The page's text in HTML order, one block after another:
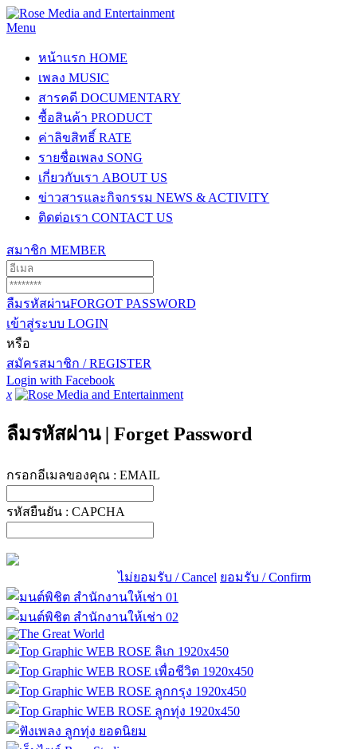
Menu
หน้าแรก HOME
เพลง MUSIC
สารคดี DOCUMENTARY
ซื้อสินค้า PRODUCT
ค่าลิขสิทธิ์ RATE
รายชื่อเพลง SONG
เกี่ยวกับเรา ABOUT US
ข่าวสารและกิจกรรม NEWS & ACTIVITY
ติดต่อเรา CONTACT US
สมาชิก MEMBER
ลืมรหัสผ่านFORGOT PASSWORD
เข้าสู่ระบบ LOGIN
หรือ
สมัครสมาชิก / REGISTER
Login with Facebook
x
ลืมรหัสผ่าน | Forget Password
กรอกอีเมลของคุณ : EMAIL
รหัสยืนยัน : CAPCHA
ไม่ยอมรับ / Cancel ยอมรับ / Confirm